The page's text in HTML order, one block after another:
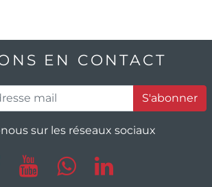
EN CONTACT
S'abonner
sur les réseaux sociaux